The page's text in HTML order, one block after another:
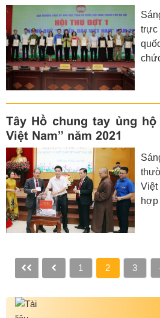
đảo
Lan
ủy,
Tây Hồ chung tay ủng
Việt Nam” năm 2021
Việt
1
2 3